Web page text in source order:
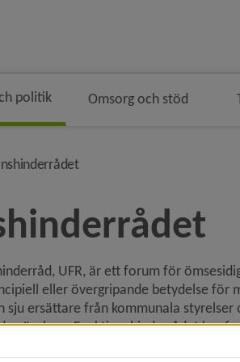
politik Omsorg och stöd
nivå i brödsmulenavigeringen
UFR, är ett forum för
eller övergripande betydelse för
sju ersättare från kommunala
Funktionshinderrådet har